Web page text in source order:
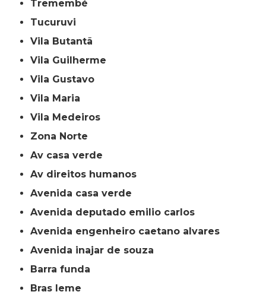
Tremembé
Tucuruvi
Vila Butantã
Vila Guilherme
Vila Gustavo
Vila Maria
Vila Medeiros
Zona Norte
av casa verde
av direitos humanos
avenida casa verde
avenida deputado emilio carlos
avenida engenheiro caetano alvares
avenida inajar de souza
barra funda
bras leme